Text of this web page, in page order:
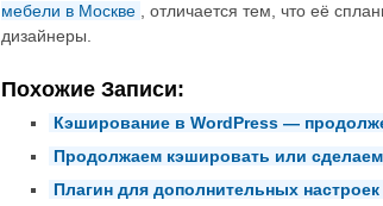
мебели в Москве
, отличается тем, что её
дизайнеры.
Похожие Записи:
Кэширование в WordPress —
Продолжаем кэшировать или
Плагин для дополнительных